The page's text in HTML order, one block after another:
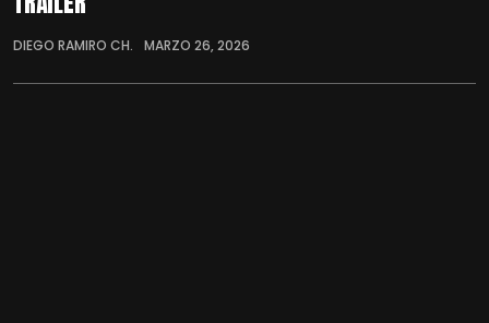
DIEGO RAMIRO CH. MARZO 26, 2026